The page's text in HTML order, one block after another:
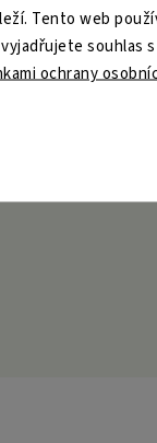
Tento web
souhlas
ochrany